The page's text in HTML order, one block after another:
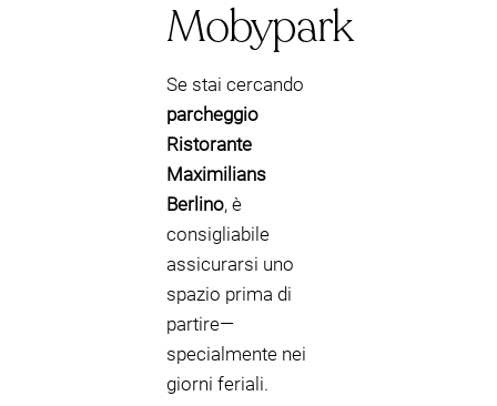
Mobypark
Se stai cercando
parcheggio
Ristorante
Maximilians
Berlino, è
consigliabile
assicurarsi uno
spazio prima di
partire—
specialmente nei
giorni feriali.